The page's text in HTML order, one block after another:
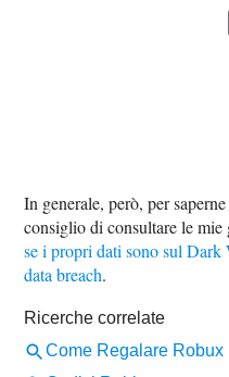
In generale, però, per
consiglio di consultare le
se i propri dati sono sul Dark
data breach.